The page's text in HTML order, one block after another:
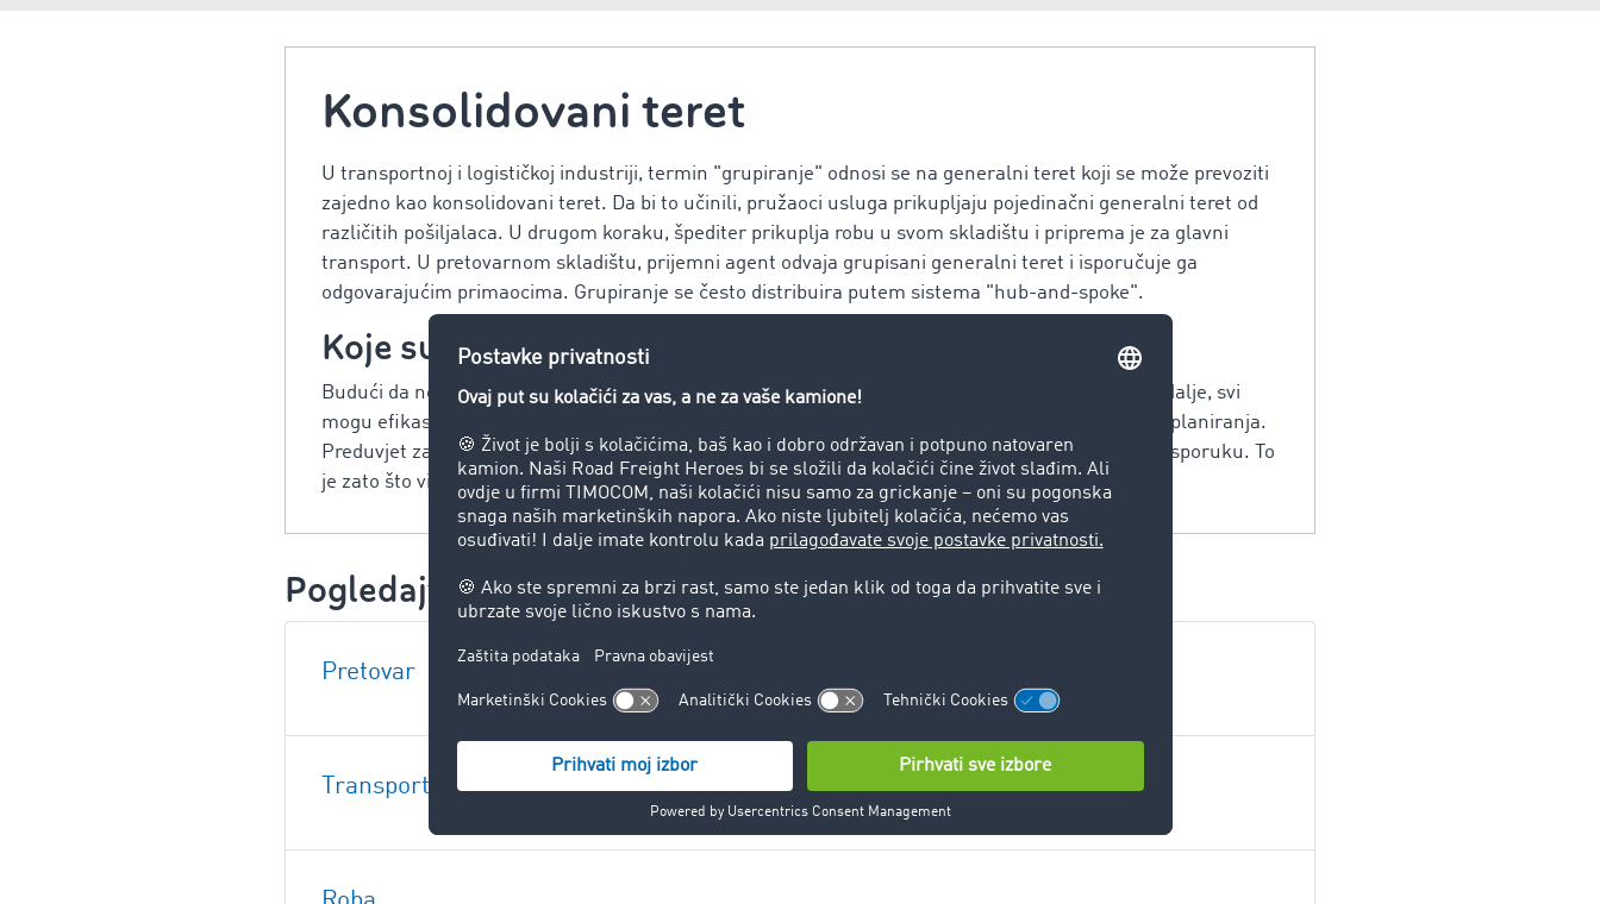
Konsolidovani teret
U transportnoj i logističkoj industriji, termin "grupiranje" odnosi se na generalni teret koji se može prevoziti
zajedno kao konsolidovani teret. Da bi to učinili, pružaoci usluga prikupljaju pojedinačni generalni teret od
različitih pošiljalaca. U drugom koraku, špediter prikuplja robu u svom skladištu i priprema je za glavni
transport. U pretovarnom skladištu, prijemni agent odvaja grupisani generalni teret i isporučuje ga
odgovarajućim primaocima. Grupiranje se često distribuira putem sistema "hub-and-spoke".
Koje su prednosti grupiranja?
Budući da nekoliko klijenata dijeli transportno vozilo, troškovi se smanjuju za sve uključene. Nadalje, svi
mogu efikasnije i efektivnije koristiti resurse. Nadalje, fiksna cijena nudi visok stepen sigurnosti planiranja.
Preduvjet za ove pozitivne aspekte je da nijedna strana nije pod vremenskim pritiskom za svoju isporuku. To
je zato što višestruki pretovari povećavaju vrijeme isporuke.
Pogledajte i:
Pretovar
Transport